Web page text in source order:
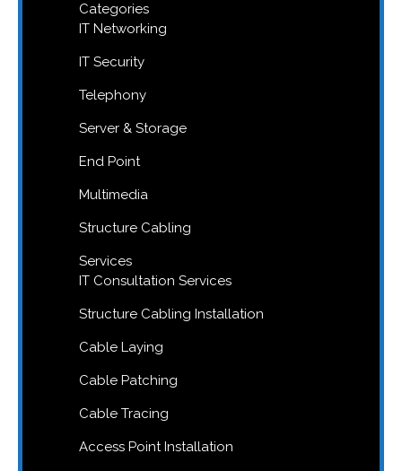
Categories
IT Networking
IT Security
Telephony
Server & Storage
End Point
Multimedia
Structure Cabling
Services
IT Consultation Services
Structure Cabling Installation
Cable Laying
Cable Patching
Cable Tracing
Access Point Installation